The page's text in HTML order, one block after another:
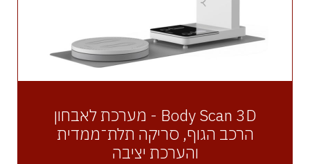
Body Scan 3D - מערכת לאבחון
הרכב הגוף, סריקה תלת־ממדית
והערכת יציבה